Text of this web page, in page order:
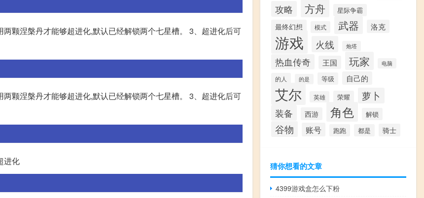
颗涅槃丹才能够超进化,默认已经解锁两个七星槽。 3、超进化后可
颗涅槃丹才能够超进化,默认已经解锁两个七星槽。 3、超进化后可
进化
攻略 方舟 星际争霸
最终幻想 模式 武器 洛克
游戏 火线 炮塔
热血传奇 王国 玩家 电脑
的人 的是 等级 自己的
艾尔 英雄 荣耀
萝卜
装备
西游 角色 解锁
谷物 账号 跑跑 都是 骑士
猜你想看的文章
4399游戏盒怎么下粉